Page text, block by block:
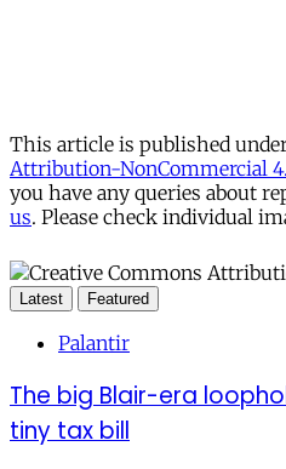
This article is published
Attribution-NonCommercial
you have any queries about
us. Please check individual
Latest Featured
Palantir
The big Blair-era
tiny tax bill